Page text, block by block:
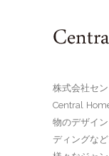
株式会社セ
Central
物のデザイ
ディングなど